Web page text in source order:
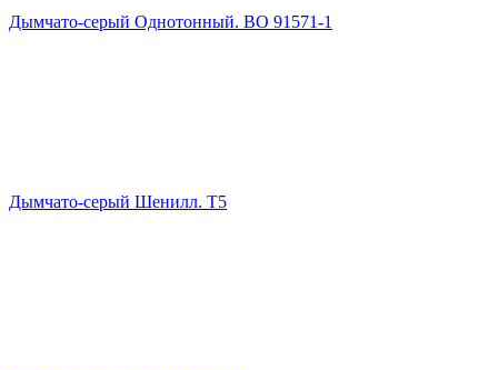
Дымчато-серый Однотонный. ВО 91571-1
Дымчато-серый Шенилл. Т5